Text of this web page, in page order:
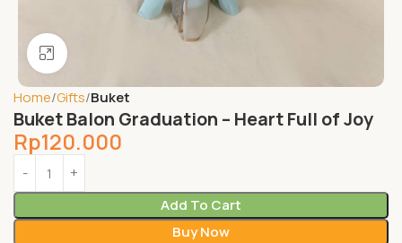
Click to enlarge
Home Gifts Buket
Buket Balon Graduation – Heart Full of Joy
Rp120.000
Add To Cart
Buy Now